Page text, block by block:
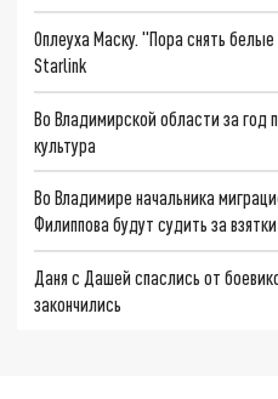
Оплеуха Маску. "Пора снять
Starlink
Во Владимирской области за год
культура
Во Владимире начальника
Филиппова будут судить за взятки
Даня с Дашей спаслись от
закончились